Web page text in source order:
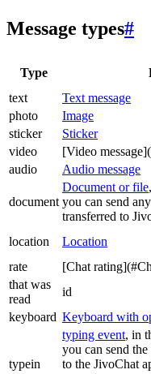
Message types#
Type
text
Text message
photo
Image
sticker
Sticker
video
[Video
audio
Audio message
document
Document or file
you can send
transferred to
location Location
rate
[Chat
that was
read
id
keyboard Keyboard with
typein
typing event, in
you can send
to the JivoChat